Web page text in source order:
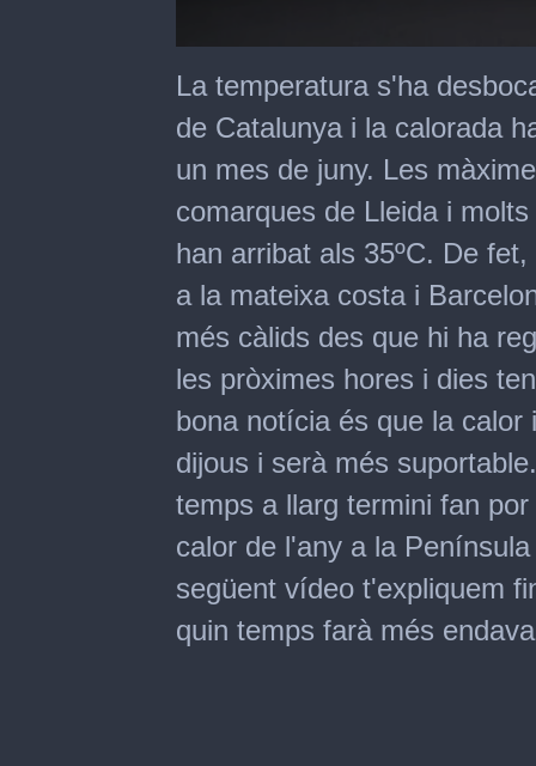
seconds
of
minutes,
seconds
La temperatura s'ha
de Catalunya i la calorada
un mes de juny. Les
comarques de Lleida i
han arribat als 35ºC. De
a la mateixa costa i
més càlids des que hi ha
les pròximes hores i dies
bona notícia és que la
dijous i serà més
temps a llarg termini fan
calor de l'any a la
següent vídeo t'expliquem
quin temps farà més